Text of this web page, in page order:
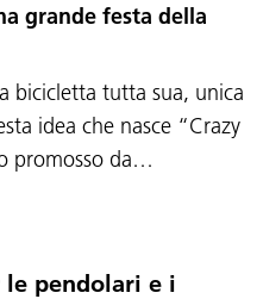
grande festa della
bicicletta tutta sua, unica
idea che nasce “Crazy
promosso da…
pendolari e i